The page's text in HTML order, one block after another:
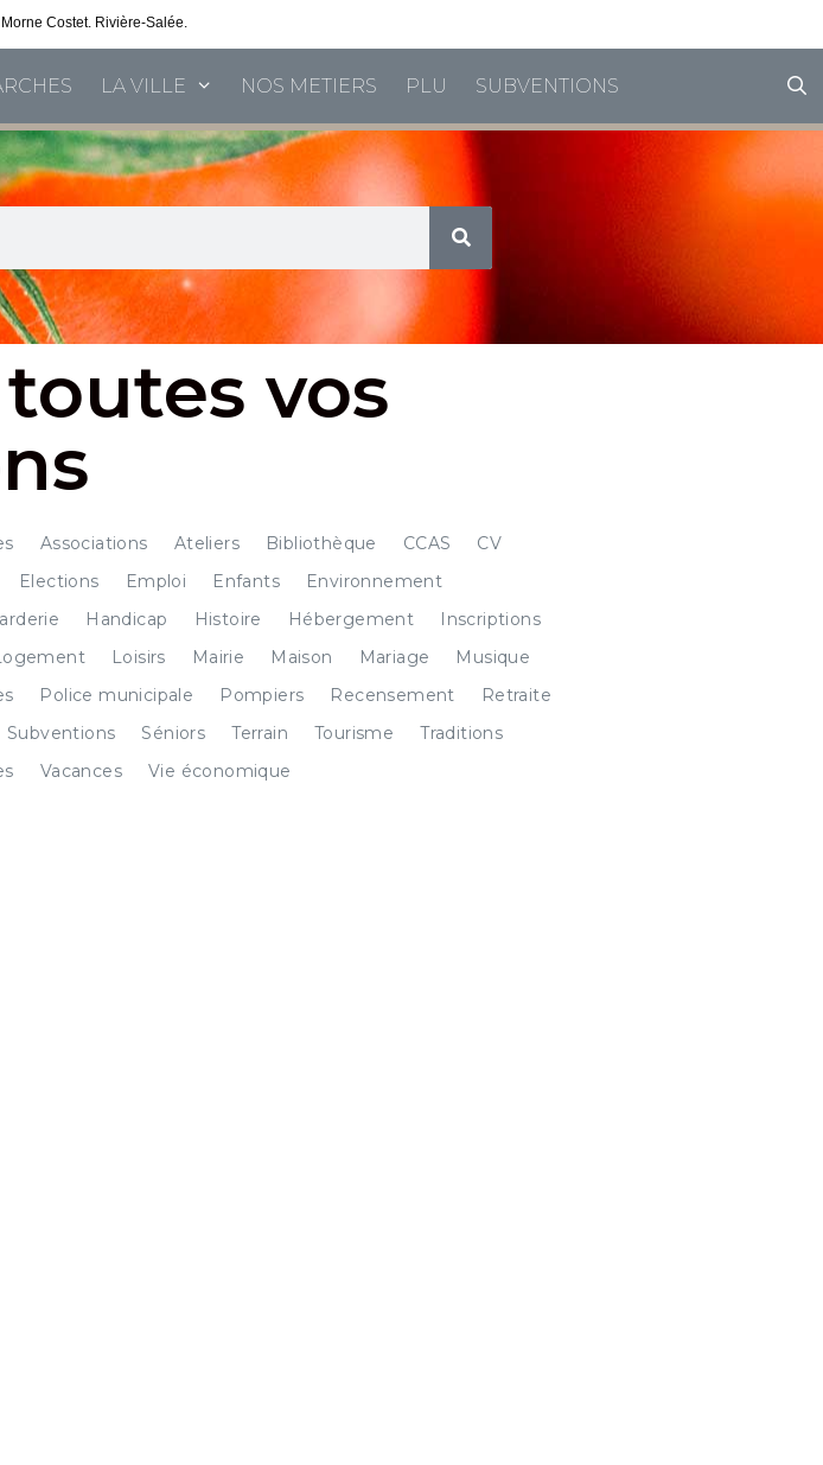
Costet. Rivière-Salée.
LA VILLE NOS METIERS PLU SUBVENTIONS
vos
Associations Ateliers Bibliothèque CCAS
CV
Elections Emploi Enfants
Environnement
Handicap Histoire Hébergement
Inscriptions
Loisirs Mairie Maison Mariage
Musique
Police municipale Pompiers Recensement
Retraite
Subventions Séniors Terrain Tourisme
Traditions
Vacances Vie économique